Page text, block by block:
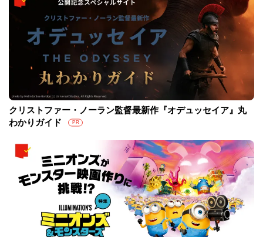
クリストファー・ノーラン監督最新作『オデュッセイア』丸
わかりガイド
PR